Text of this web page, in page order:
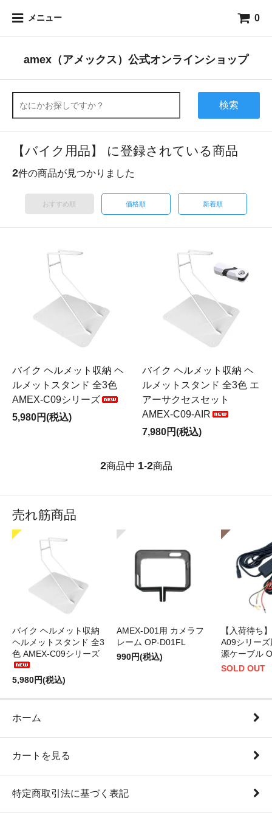
メニュー 0
amex（アメックス）公式オンラインショップ
検索
【バイク用品】 に登録されている商品
2件の商品が見つかりました
おすすめ順 価格順 新着順
バイク ヘルメット収納 ヘ
ルメットスタンド 全3色
AMEX-C09シリーズ
5,980円(税込)
バイク ヘルメット収納 ヘ
ルメットスタンド 全3色 エ
アーサクセスセット
AMEX-C09-AIR
7,980円(税込)
2商品中 1-2商品
売れ筋商品
バイク ヘルメット収納
ヘルメットスタンド 全3
色 AMEX-C09シリーズ
5,980円(税込)
AMEX-D01用 カメラフ
レーム OP-D01FL
990円(税込)
【入荷待ち
A09シリー
源ケーブル
SOLD OUT
ホーム
カートを見る
特定商取引法に基づく表記